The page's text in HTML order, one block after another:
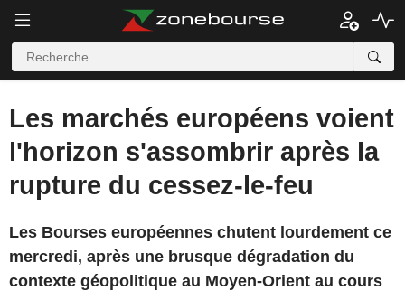
Les marchés européens voient
l'horizon s'assombrir après la
rupture du cessez-le-feu
Les Bourses européennes chutent lourdement ce
mercredi, après une brusque dégradation du
contexte géopolitique au Moyen-Orient au cours